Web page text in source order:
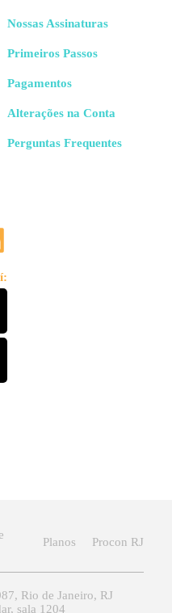
Nossas Assinaturas
Primeiros Passos
Pagamentos
Alterações na Conta
Perguntas Frequentes
Planos Procon RJ
Rio de Janeiro, RJ
sala 1204